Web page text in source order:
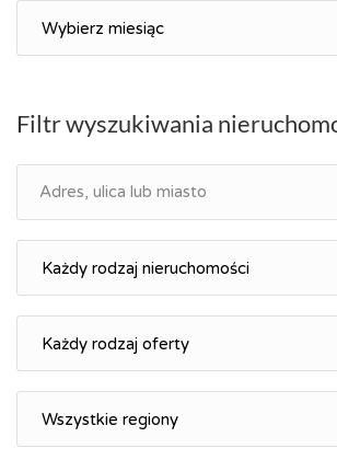
Filtr wyszukiwania